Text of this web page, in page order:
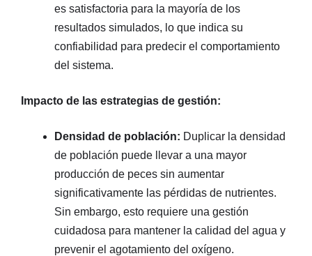
es satisfactoria para la mayoría de los
resultados simulados, lo que indica su
confiabilidad para predecir el comportamiento
del sistema.
Impacto de las estrategias de gestión:
Densidad de población: Duplicar la densidad
de población puede llevar a una mayor
producción de peces sin aumentar
significativamente las pérdidas de nutrientes.
Sin embargo, esto requiere una gestión
cuidadosa para mantener la calidad del agua y
prevenir el agotamiento del oxígeno.